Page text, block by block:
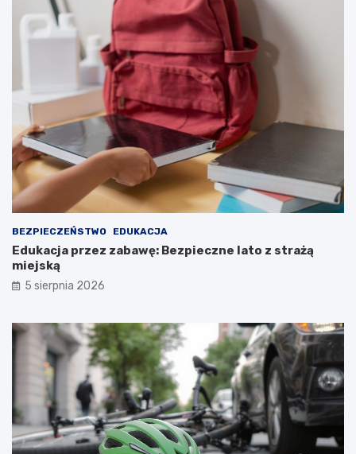
BEZPIECZEŃSTWO EDUKACJA
Edukacja przez zabawę: Bezpieczne lato z strażą
miejską
5 sierpnia 2026